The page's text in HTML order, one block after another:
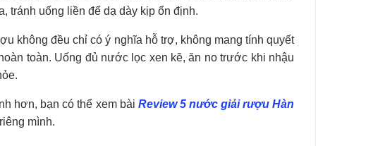
tránh uống liền để dạ dày kịp ổn định.
không đều chỉ có ý nghĩa hỗ trợ, không mang tính quyết
toàn. Uống đủ nước lọc xen kẽ, ăn no trước khi nhậu
hơn, bạn có thể xem bài Review 5 nước giải rượu Hàn
mình.